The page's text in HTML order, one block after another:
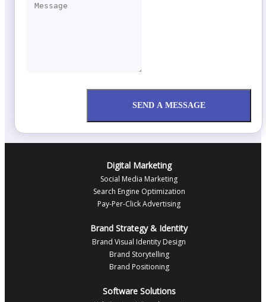
SEND A MESSAGE
Digital Marketing
Social Media Marketing
Search Engine Optimization
Pay-Per-Click Advertising
Brand Strategy & Identity
Brand Visual Identity Design
Brand Storytelling
Brand Positioning
Software Solutions